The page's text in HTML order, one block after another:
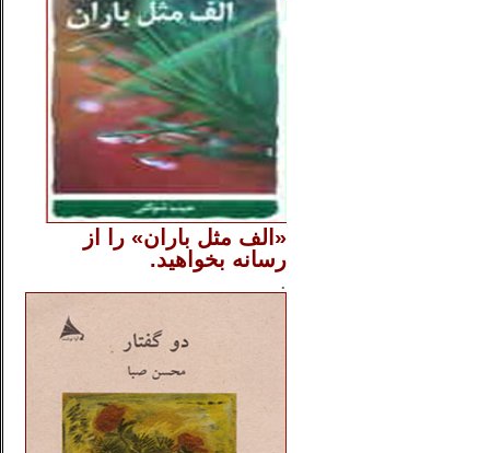
«الف مثل باران» را از
رسانه بخواهید.
.